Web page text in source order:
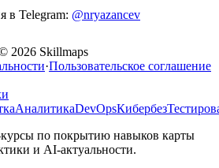
в Telegram: @nryazancev
2026 Skillmaps
·Пользовательское соглашение
АналитикаDevOpsКибербез
по покрытию навыков карты
и AI-актуальности.